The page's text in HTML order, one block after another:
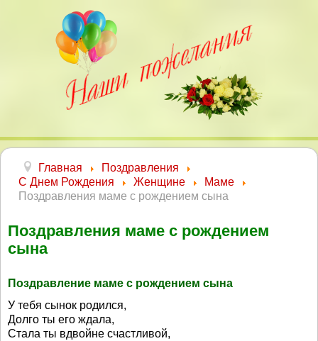
Главная
Поздравления
С Днем Рождения
Женщине
Маме
Поздравления маме с рождением сына
Поздравления маме с рождением
сына
Поздравление маме с рождением сына
У тебя сынок родился,
Долго ты его ждала,
Стала ты вдвойне счастливой,